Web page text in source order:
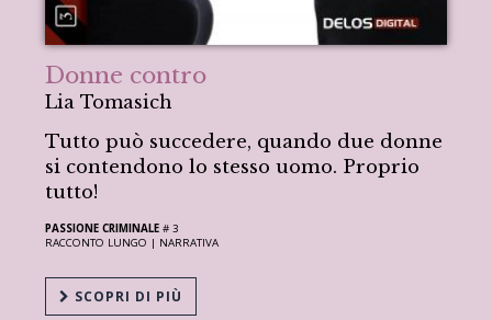
Donne contro
Lia Tomasich
Tutto può succedere, quando due donne
si contendono lo stesso uomo. Proprio
tutto!
PASSIONE CRIMINALE # 3
RACCONTO LUNGO | NARRATIVA
SCOPRI DI PIÙ